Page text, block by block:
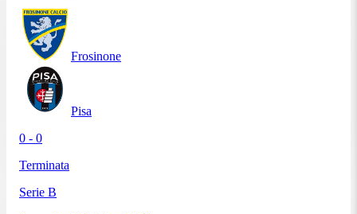
Frosinone
Pisa
0 - 0
Terminata
Serie B